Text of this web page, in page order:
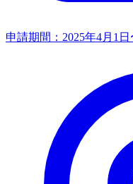
申請期間： 2025年4月1日